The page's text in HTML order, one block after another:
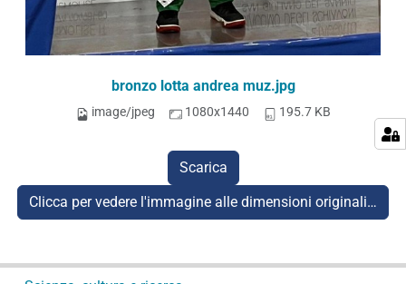
bronzo lotta andrea muz.jpg
image/jpeg 1080x1440 195.7 KB
Scarica
Clicca per vedere l'immagine alle dimensioni originali…